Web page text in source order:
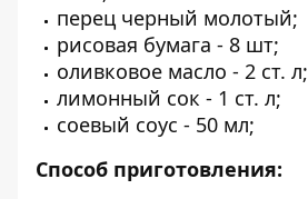
перец черный молотый;
рисовая бумага - 8 шт;
оливковое масло - 2 ст. л;
лимонный сок - 1 ст. л;
соевый соус - 50 мл;
Способ приготовления: